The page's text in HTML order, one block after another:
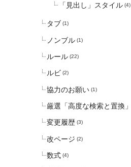
「見出し」スタイル (4)
タブ (1)
ノンブル (1)
ルール (22)
ルビ (2)
協力のお願い (1)
厳選「高度な検索と置換」
変更履歴 (3)
改ページ (2)
数式 (4)